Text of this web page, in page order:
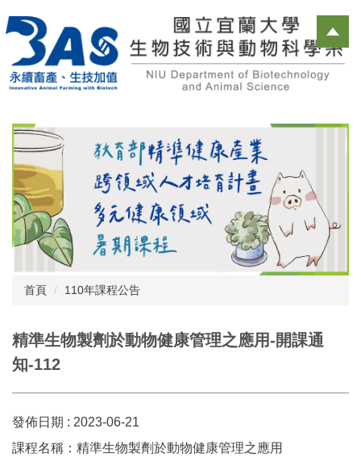
到
要
內
首頁 110年課程公告
精準生物製劑於動物健康管理之應用-開課通
知-112
發佈日期 : 2023-06-21
課程名稱：精準生物製劑於動物健康管理之應用